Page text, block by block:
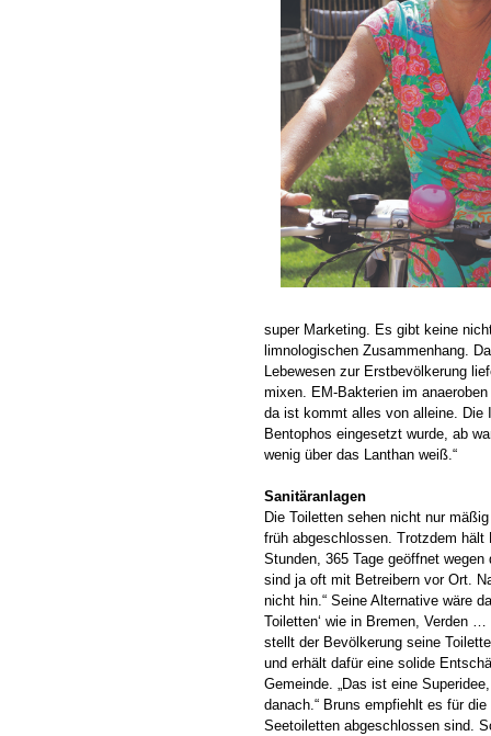
super Marketing. Es gibt keine
limnologischen Zusammenhang.
Lebewesen zur Erstbevölkerung
mixen. EM-Bakterien im
da ist kommt alles von alleine. Die
Bentophos eingesetzt wurde, ab
wenig über das Lanthan weiß.“
Sanitäranlagen
Die Toiletten sehen nicht nur
früh abgeschlossen. Trotzdem hält
Stunden, 365 Tage geöffnet wegen
sind ja oft mit Betreibern vor Ort.
nicht hin.“ Seine Alternative wäre
Toiletten‘ wie in Bremen, Verden
stellt der Bevölkerung seine
und erhält dafür eine solide
Gemeinde. „Das ist eine
danach.“ Bruns empfiehlt es für
Seetoiletten abgeschlossen sind.